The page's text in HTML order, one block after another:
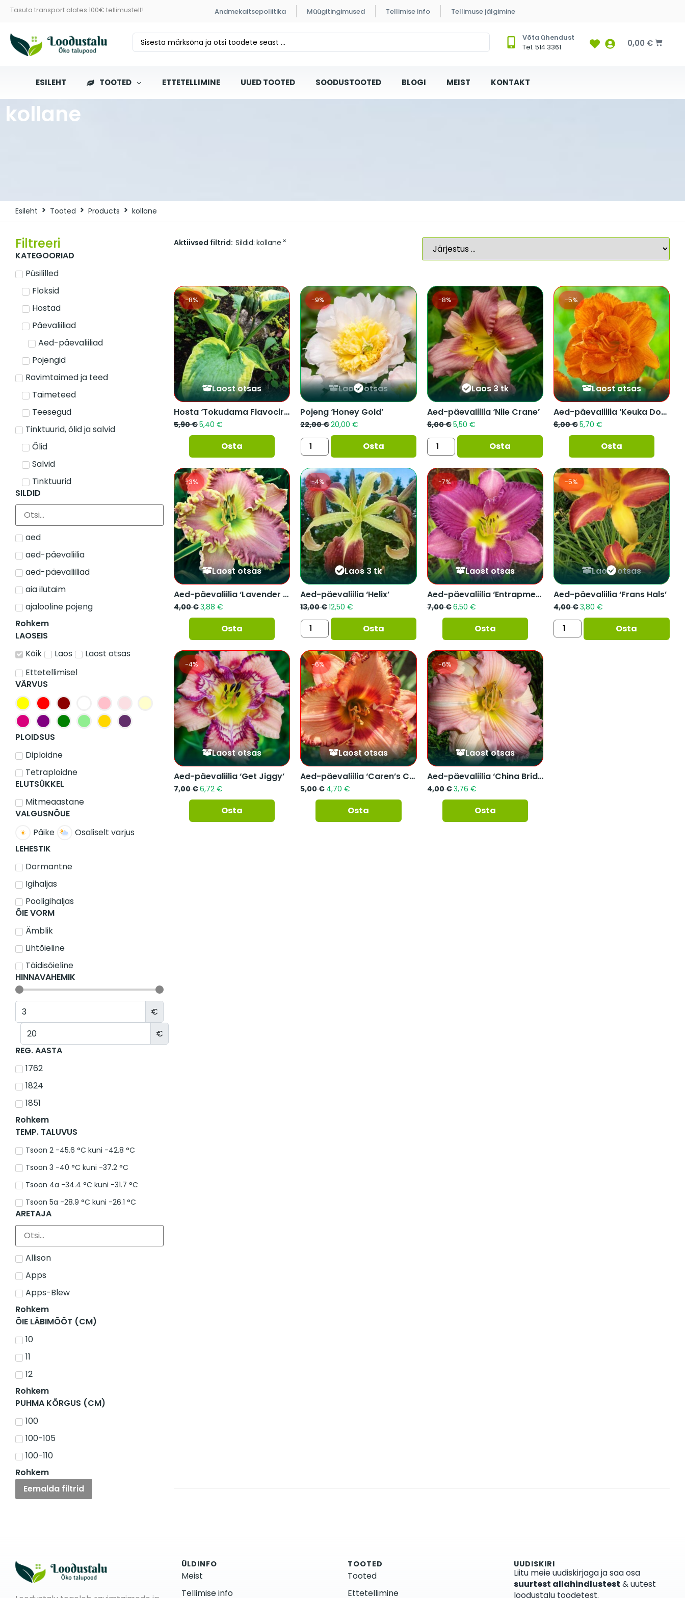
Tasuta transport alates 100€ tellimustelt! Andmekaitsepoliitika Müügitingimused Tellimise info Tellimuse jälgimine
Võta ühendust
Tel. 514 3361
0,00 €
ESILEHT TOOTED ETTETELLIMINE UUED TOOTED SOODUSTOOTED BLOGI MEIST KONTAKT
kollane
Esileht Tooted Products kollane
Filtreeri
KATEGOORIAD
Püsililled
Floksid
Hostad
Päevaliiliad
Aed-päevaliiliad
Pojengid
Ravimtaimed ja teed
Taimeteed
Teesegud
Tinktuurid, õlid ja salvid
Õlid
Salvid
Tinktuurid
SILDID
aed
aed-päevaliilia
aed-päevaliiliad
aia ilutaim
ajalooline pojeng
Rohkem
LAOSEIS
Kõik
Laos
Laost otsas
Ettetellimisel
VÄRVUS
PLOIDSUS
Diploidne
Tetraploidne
ELUTSÜKKEL
Mitmeaastane
VALGUSNÕUE
Päike
Osaliselt varjus
LEHESTIK
Dormantne
Igihaljas
Pooligihaljas
ÕIE VORM
Ämblik
Lihtõieline
Täidisõieline
HINNAVAHEMIK
€
€
REG. AASTA
1762
1824
1851
Rohkem
TEMP. TALUVUS
Tsoon 2 -45.6 °C kuni -42.8 °C
Tsoon 3 -40 °C kuni -37.2 °C
Tsoon 4a -34.4 °C kuni -31.7 °C
Tsoon 5a -28.9 °C kuni -26.1 °C
ARETAJA
Allison
Apps
Apps-Blew
Rohkem
ÕIE LÄBIMÕÕT (CM)
10
11
12
Rohkem
PUHMA KÕRGUS (CM)
100
100-105
100-110
Rohkem
Eemalda filtrid
Aktiivsed filtrid: Sildid: kollane ×
Laost otsas
-8%
Hosta ‘Tokudama Flavocircinalis...
5,90€5,40 €
Osta
Laost otsas
-9%
Pojeng ‘Honey Gold’
22,00€20,00€
Osta
Laos 3 tk
-8%
Aed-päevaliilia ‘Nile Crane’
6,00€5,50 €
Osta
Laost otsas
-5%
Aed-päevaliilia ‘Keuka Doublelicio...
6,00€5,70 €
Osta
Laost otsas
-3%
Aed-päevaliilia ‘Lavender Tutu...
4,00€3,88 €
Osta
Laos 3 tk
-4%
Aed-päevaliilia ‘Helix’
13,00€12,50€
Osta
Laost otsas
-7%
Aed-päevaliilia ‘Entrapment’
7,00€6,50 €
Osta
Laost otsas
-5%
Aed-päevaliilia ‘Frans Hals’
4,00€3,80 €
Osta
Laost otsas
-4%
Aed-päevaliilia ‘Get Jiggy’
7,00€6,72 €
Osta
Laost otsas
-6%
Aed-päevaliilia ‘Caren’s Car...
5,00€4,70€
Osta
Laost otsas
-6%
Aed-päevaliilia ‘China Bride...
4,00€3,76 €
Osta
ÜLDINFO
Meist
Tellimise info
TOOTED
Tooted
Ettetellimine
UUDISKIRI
Liitu meie uudiskirjaga ja saa osa
suurtest allahindlustest & uutest
loodustalu toodetest.